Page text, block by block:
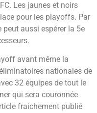
Les jaunes et noirs
pour les playoffs. Par
peut aussi espérer la 5e
avant même la
nationales de
32 équipes de tout le
qui sera couronnée
fraichement publié